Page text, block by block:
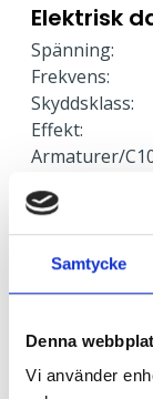
Samtycke
Denna
Vi använder
Elektrisk
Spänning:
Frekvens:
Skyddsklass:
Effekt:
Armaturer/
Armaturer/
Armaturer/
kV/kA:
kV/kA: